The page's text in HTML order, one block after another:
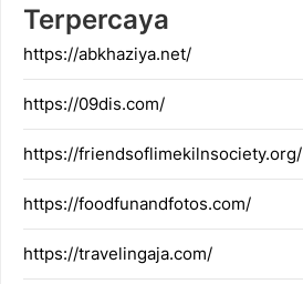
Terpercaya
https://abkhaziya.net/
https://09dis.com/
https://friendsoflimekilnsociety.org/
https://foodfunandfotos.com/
https://travelingaja.com/